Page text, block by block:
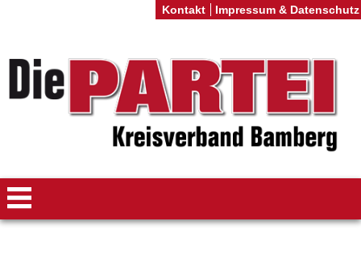
Kontakt Impressum & Datenschutz